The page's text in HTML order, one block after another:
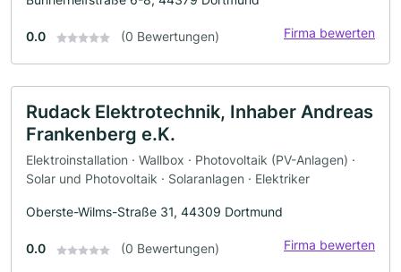
0.0 (0 Bewertungen) Firma bewerten
Rudack Elektrotechnik, Inhaber Andreas
Frankenberg e.K.
Elektroinstallation · Wallbox · Photovoltaik (PV-Anlagen) ·
Solar und Photovoltaik · Solaranlagen · Elektriker
Oberste-Wilms-Straße 31, 44309 Dortmund
0.0 (0 Bewertungen) Firma bewerten